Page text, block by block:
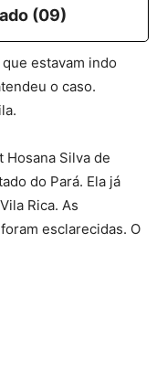
(09)
estavam indo
o caso.
Silva de
do Pará. Ela já
Rica. As
esclarecidas. O